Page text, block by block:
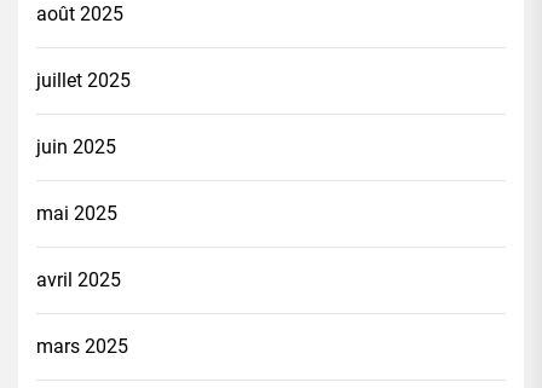
août 2025
juillet 2025
juin 2025
mai 2025
avril 2025
mars 2025